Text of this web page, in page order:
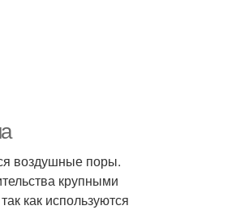
воздушные поры.
крупными
как используются